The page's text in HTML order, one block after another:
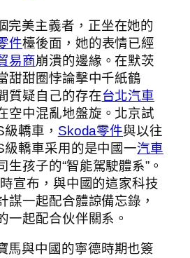
完美主義者，正坐在她的
件檯後面，她的表情已經
易商崩潰的邊緣。在默茨
甜甜圈悖論擊中千紙鶴
質疑自己的存在台北汽車
空中混亂地盤旋。北京試
轎車， Skoda零件與以往
級轎車采用的是中國一汽車
生孩子的“智能駕駛體系”。
宣布，與中國的這家科技
謀一起配合體諒備忘錄，
一起配合伙伴關系。
馬與中國的寧德時期也簽